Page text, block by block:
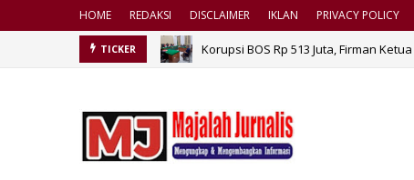
HOME REDAKSI DISCLAIMER IKLAN PRIVACY POLICY
TICKER Korupsi BOS Rp 513 Juta, Firman